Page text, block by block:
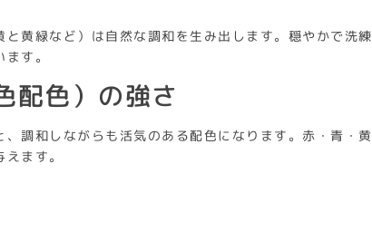
黄緑など）は自然な調和を生み出します。穏やかで洗練
す。
配色）の強さ
調和しながらも活気のある配色になります。赤・青・黄
ます。